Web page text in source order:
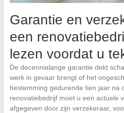
Garantie en
een
lezen voordat u
De decennialange garantie dekt
werk in gevaar brengt of het
bestemming gedurende tien jaar na
renovatiebedrijf moet u een actuele
afgegeven door zijn verzekeraar,